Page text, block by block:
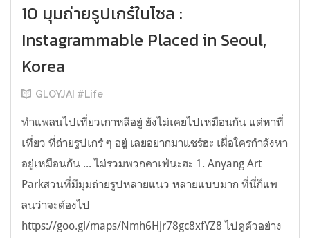
10 มุมถ่ายรูปเกร๋ในโซล :
Instagrammable Placed in Seoul,
Korea
GLOYJAI #Life
ทำแพลนไปเที่ยวเกาหลีอยู่ ยังไม่เคยไปเหมือนกัน แต่หาที่
เที่ยว ที่ถ่ายรูปเกร๋ ๆ อยู่ เลยอยากมาแชร์ฮะ เผื่อใครกำลังหา
อยู่เหมือนกัน ... ไม่รวมพวกคาเฟ่นะฮะ 1. Anyang Art
Parkสวนที่มีมุมถ่ายรูปหลายแนว หลายแบบมาก ที่นี่ก็แพ
ลนว่าจะต้องไป
https://goo.gl/maps/Nmh6Hjr78gc8xfYZ8 ไปดูตัวอย่าง